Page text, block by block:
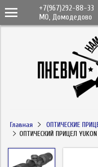
+7(967)292-88-33
МО, Домодедово
Главная ОПТИЧЕСКИЕ
ОПТИЧЕСКИЙ ПРИЦЕЛ